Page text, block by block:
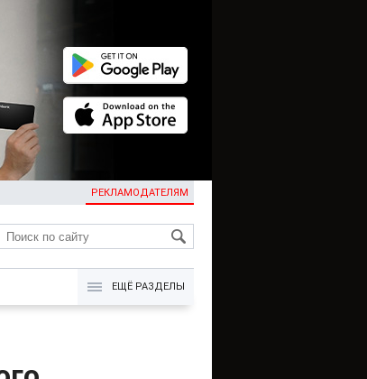
РЕКЛАМОДАТЕЛЯМ
KG
ЕЩЁ РАЗДЕЛЫ